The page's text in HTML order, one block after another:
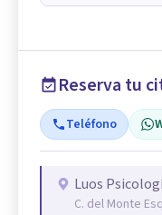
Reserva tu
Teléfono
Luos
C. del Monte